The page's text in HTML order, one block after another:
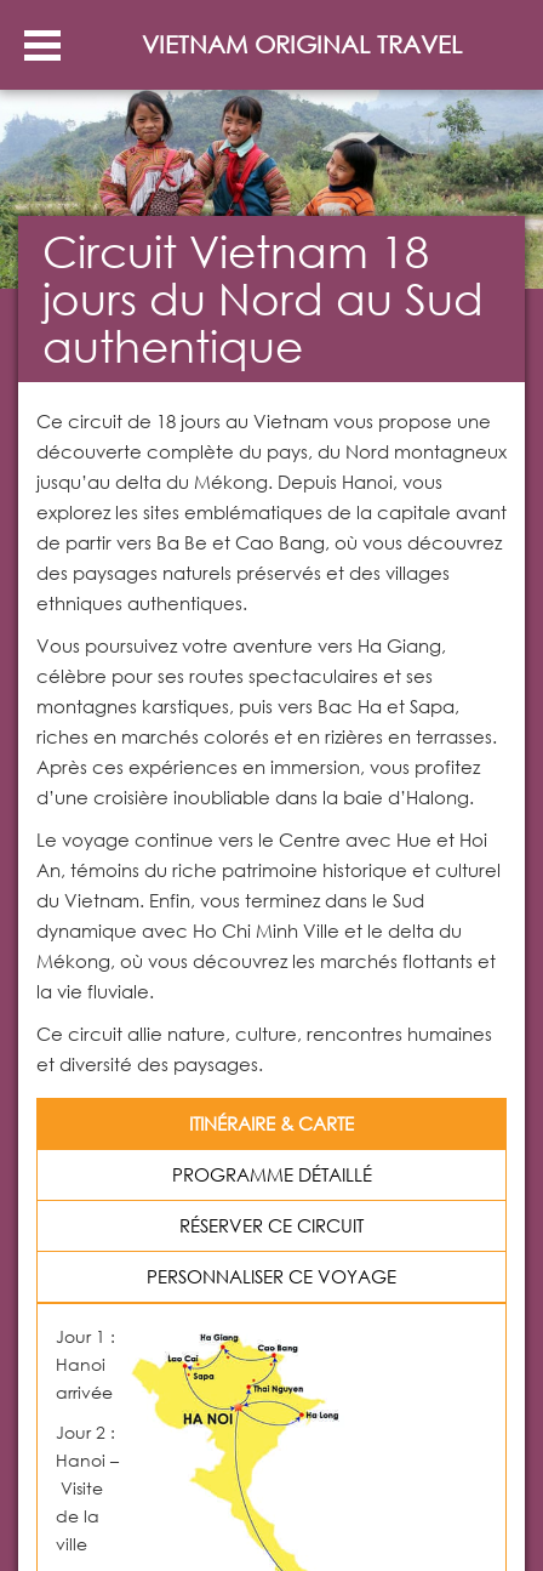
Circuit Vietnam 18
jours du Nord au Sud
authentique
Ce circuit de 18 jours au Vietnam vous propose une
découverte complète du pays, du Nord montagneux
jusqu’au delta du Mékong. Depuis Hanoi, vous
explorez les sites emblématiques de la capitale avant
de partir vers Ba Be et Cao Bang, où vous découvrez
des paysages naturels préservés et des villages
ethniques authentiques.
Vous poursuivez votre aventure vers Ha Giang,
célèbre pour ses routes spectaculaires et ses
montagnes karstiques, puis vers Bac Ha et Sapa,
riches en marchés colorés et en rizières en terrasses.
Après ces expériences en immersion, vous profitez
d’une croisière inoubliable dans la baie d’Halong.
Le voyage continue vers le Centre avec Hue et Hoi
An, témoins du riche patrimoine historique et culturel
du Vietnam. Enfin, vous terminez dans le Sud
dynamique avec Ho Chi Minh Ville et le delta du
Mékong, où vous découvrez les marchés flottants et
la vie fluviale.
Ce circuit allie nature, culture, rencontres humaines
et diversité des paysages.
ITINÉRAIRE & CARTE
PROGRAMME DÉTAILLÉ
RÉSERVER CE CIRCUIT
PERSONNALISER CE VOYAGE
Jour 1 :
Hanoi
arrivée
Jour 2 :
Hanoi –
Visite
de la
ville
VIETNAM ORIGINAL TRAVEL